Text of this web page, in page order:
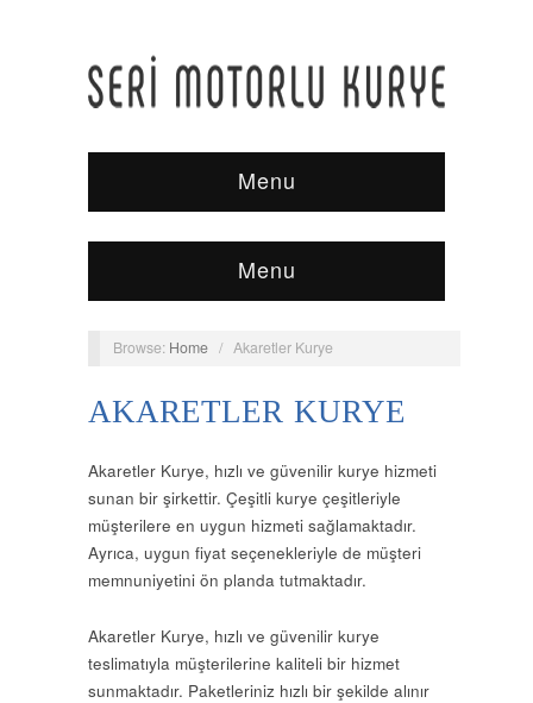
Menu
Menu
Browse: Home / Akaretler Kurye
AKARETLER KURYE
Akaretler Kurye, hızlı ve güvenilir kurye hizmeti
sunan bir şirkettir. Çeşitli kurye çeşitleriyle
müşterilere en uygun hizmeti sağlamaktadır.
Ayrıca, uygun fiyat seçenekleriyle de müşteri
memnuniyetini ön planda tutmaktadır.
Akaretler Kurye, hızlı ve güvenilir kurye
teslimatıyla müşterilerine kaliteli bir hizmet
sunmaktadır. Paketleriniz hızlı bir şekilde alınır